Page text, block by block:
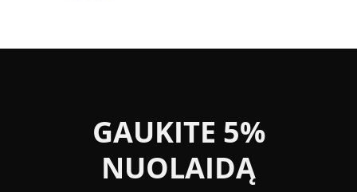
GAUKITE 5%
NUOLAIDĄ